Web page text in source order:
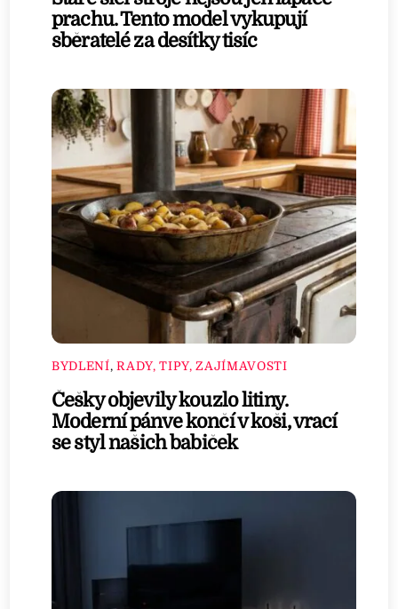
prachu. Tento model vykupují
sběratelé za desítky tisíc
BYDLENÍ,RADY, TIPY, ZAJÍMAVOSTI
Češky objevily kouzlo litiny.
Moderní pánve končí v koši, vrací
se styl našich babiček